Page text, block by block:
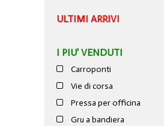
ULTIMI ARRIVI
I PIU' VENDUTI
Carroponti
Vie di corsa
Pressa per officina
Gru a bandiera